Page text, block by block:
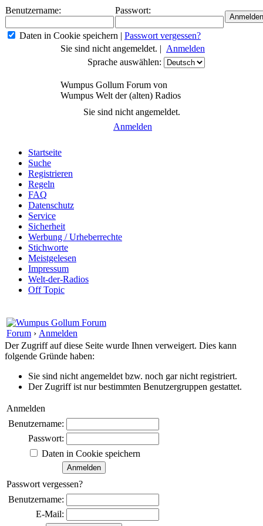
Benutzername: Passwort:
Daten in Cookie speichern | Passwort vergessen?
Sie sind nicht angemeldet. | Anmelden
Sprache auswählen:
Wumpus Gollum Forum von
Wumpus Welt der (alten) Radios
Sie sind nicht angemeldet.
Anmelden
Startseite
Suche
Registrieren
Regeln
FAQ
Datenschutz
Service
Sicherheit
Werbung / Urheberrechte
Stichworte
Meistgelesen
Impressum
Welt-der-Radios
Off Topic
Forum › Anmelden
Der Zugriff auf diese Seite wurde Ihnen verweigert. Dies kann
folgende Gründe haben:
Sie sind nicht angemeldet bzw. noch gar nicht registriert.
Der Zugriff ist nur bestimmten Benutzergruppen gestattet.
Anmelden
Benutzername:
Passwort:
Daten in Cookie speichern
Passwort vergessen?
Benutzername:
E-Mail: